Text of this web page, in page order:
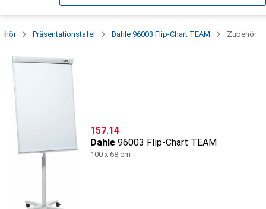
Präsentationstafel Dahle 96003 Flip-Chart TEAM Zubehör
CHF
157.14
Dahle 96003 Flip-Chart TEAM
100 x 68 cm